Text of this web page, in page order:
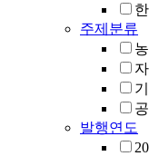
주제분류
발행연도